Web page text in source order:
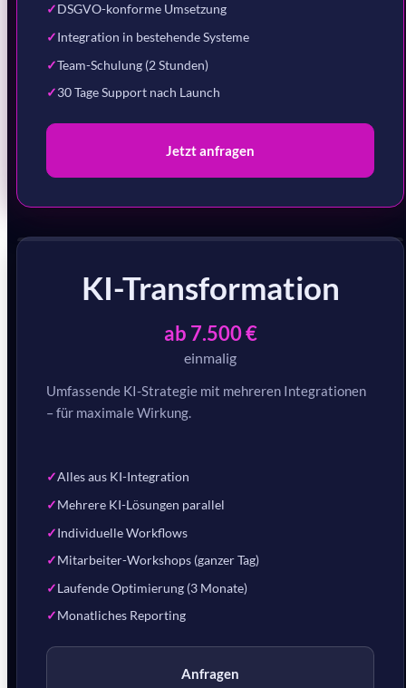
DSGVO-konforme Umsetzung
Integration in bestehende Systeme
Team-Schulung (2 Stunden)
30 Tage Support nach Launch
Jetzt anfragen
KI-Transformation
ab 7.500 €
einmalig
Umfassende KI-Strategie mit mehreren Integrationen
– für maximale Wirkung.
Alles aus KI-Integration
Mehrere KI-Lösungen parallel
Individuelle Workflows
Mitarbeiter-Workshops (ganzer Tag)
Laufende Optimierung (3 Monate)
Monatliches Reporting
Anfragen